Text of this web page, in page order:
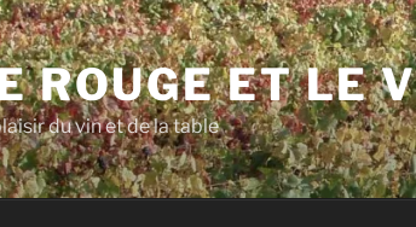
ROUGE ET LE
du vin et de la table